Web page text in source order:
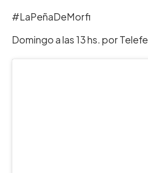
#LaPeñaDeMorfi
Domingo a las 13 hs. por Telefe